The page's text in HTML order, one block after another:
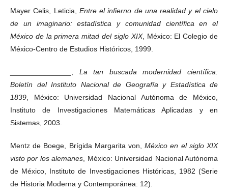
Mayer Celis, Leticia, Entre el infierno de una realidad y el cielo
de un imaginario: estadística y comunidad científica en el
México de la primera mitad del siglo XIX, México: El Colegio de
México-Centro de Estudios Históricos, 1999.
La tan buscada modernidad científica:
Boletín del Instituto Nacional de Geografía y Estadística de
1839 , México: Universidad Nacional Autónoma de México,
Instituto de Investigaciones Matemáticas Aplicadas y en
Sistemas, 2003.
Mentz de Boege, Brígida Margarita von,México en el siglo XIX
visto por los alemanes , México: Universidad Nacional Autónoma
de México, Instituto de Investigaciones Históricas, 1982 (Serie
de Historia Moderna y Contemporánea: 12).